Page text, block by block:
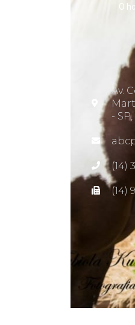
O
Av.
-
(14)
(14)